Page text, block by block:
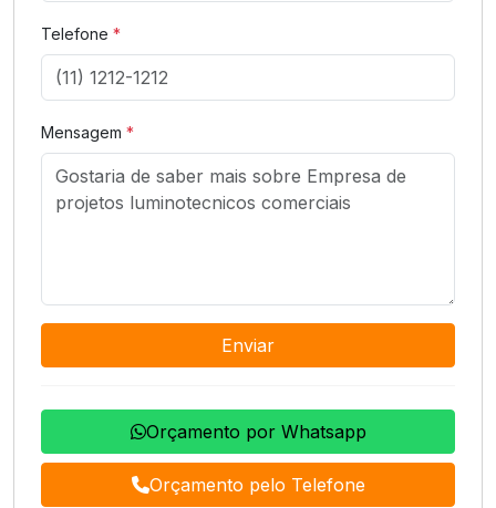
Telefone *
Mensagem *
Enviar
Orçamento por Whatsapp
Orçamento pelo Telefone